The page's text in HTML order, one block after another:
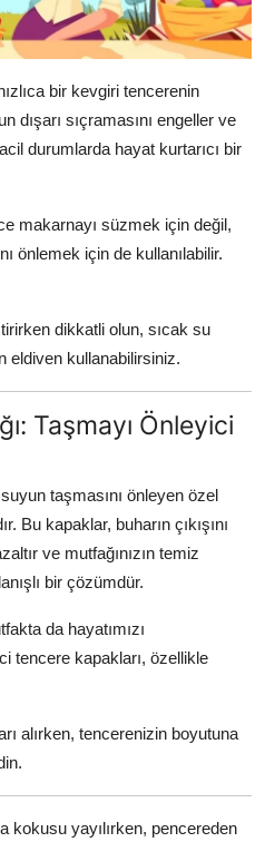
bir kevgiri tencerenin
dışarı sıçramasını engeller ve
durumlarda hayat kurtarıcı bir
makarnayı süzmek için değil,
önlemek için de kullanılabilir.
dikkatli olun, sıcak su
eldiven kullanabilirsiniz.
Taşmayı Önleyici
taşmasını önleyen özel
Bu kapaklar, buharın çıkışını
ve mutfağınızın temiz
bir çözümdür.
da hayatımızı
tencere kapakları, özellikle
alırken, tencerenizin boyutuna
yayılırken, pencereden